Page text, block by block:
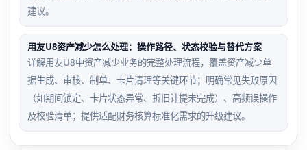
建议。
用友U8资产减少怎么处理：操作路径、状态校验与替代方案
详解用友U8中资产减少业务的完整处理流程，覆盖资产减少单
据生成、审核、制单、卡片清理等关键环节；明确常见失败原因
（如期间锁定、卡片状态异常、折旧计提未完成）、高频误操作
及校验清单；提供适配财务核算标准化需求的升级建议。